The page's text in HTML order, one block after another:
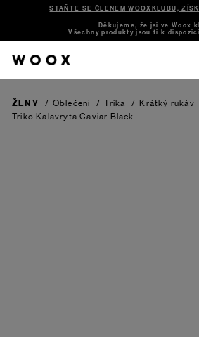
STAŇTE SE ČLENEM WOOXKLUBU,
Děkujeme, že jsi ve Woox
Všechny produkty jsou ti k
ŽENY / Oblečení / Trika / Krátký rukáv
Triko KalavrytaCaviar Black